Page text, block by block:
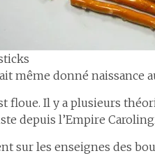
même donné naissance
floue. Il y a plusieurs
depuis l’Empire
sur les enseignes des